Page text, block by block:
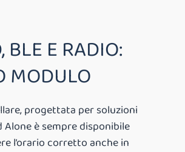
BLE E RADIO:
MODULO
progettata per soluzioni
è sempre disponibile
l’orario corretto anche in